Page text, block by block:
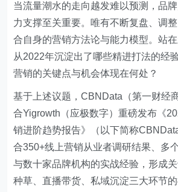
当流量潮水的走向越发难以预测，品
力支撑至关重要。唯有不断复盘、调
合自身的营销方法论与能力模型。站
从2022年沉淀出了哪些精进打法的经
营销的关键点与机会体现在何处？
基于上述议题，CBNData（第一财经
合Yigrowth（应极数字）重磅发布《
销进阶趋势报告》（以下简称
合350+线上营销从业者调研结果、多
与数十家品牌机构的实战经验，形成
种草、直播带货、私域沉淀三大环节的